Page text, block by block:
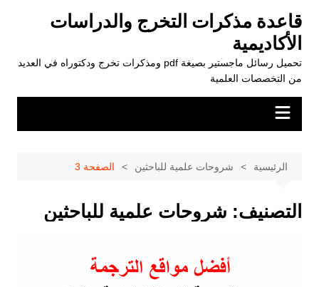
المحتوى
قاعدة مذكرات التخرج والدراسات
الأكاديمية
تحميل رسائل ماجستير بصيغة pdf ومذكرات تخرج ودكتوراه في العديد
من التخصصات العلمية
الرئيسية شروحات علمية للباحثين الصفحة 3
التصنيف: شروحات علمية للباحثين